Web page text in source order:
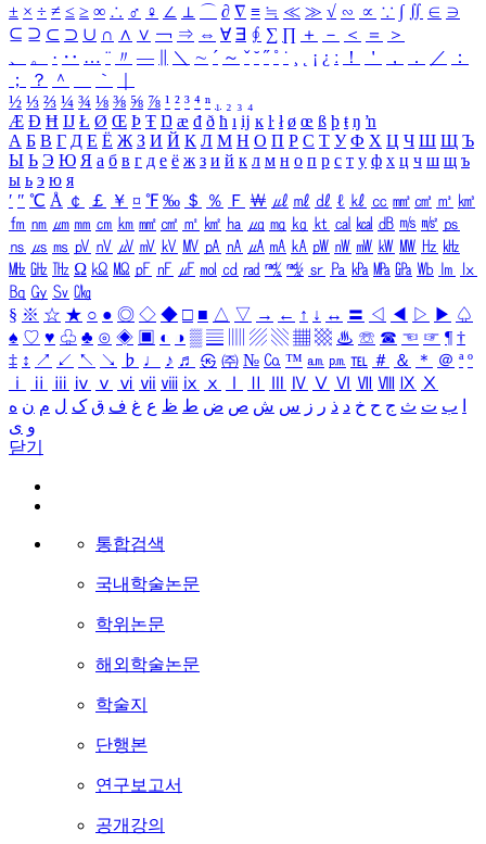
± × ÷ ≠ ≤ ≥ ∞ ∴ ♂ ♀ ∠ ⊥ ⌒ ∂ ∇ ≡ ≒ ≪ ≫ √ ∽ ∝ ∵ ∫ ∬ ∈ ∋
⊆ ⊇ ⊂ ⊃ ∪ ∩ ∧ ∨ ￢ ⇒ ⇔ ∀ ∃ ∮ ∑ ∏ ＋ － ＜ ＝
＞
、
。 · ‥ … ¨ 〃 ― ＼ ∼ ´ ～ ˇ ˘ ˝ ˚ ˙ ¸ ¡ ¿ ː ！ ＇ ， ． ／
：
；
？ ＾ ｀
½ ⅓ ⅔ ¼ ¾ ⅛ ⅜ ⅝ ⅞ ¹ ² ³ ⁴ ⁿ ₁ ₂ ₃ ₄
Æ Ð Ħ Ĳ Ł Ø Œ Þ Ŧ Ŋ æ đ ð ħ ı ĳ ĸ ŀ ł ø œ ß þ ŧ ŋ ŉ
А Б В Г Д Е Ё Ж З И Й К Л М Н О П Р С Т У Ф Х Ц Ч Ш Щ Ъ
Ы Ь Э Ю Я а б в г д е ё ж з и й к л м н о п р с т у ф х ц ч ш щ ъ
ы ь э ю я
′ ″ ℃ Å ￠ ￡ ￥ ¤ ℉ ‰ ＄ ％ Ｆ ￦ ㎕ ㎖ ㎗ ℓ ㎘ ㏄ ㎣ ㎤ ㎥ ㎦
㎙ ㎚ ㎛ ㎜ ㎝ ㎞ ㎟ ㎠ ㎡ ㎢ ㏊ ㎍ ㎎ ㎏ ㏏ ㎈ ㎉ ㏈ ㎧ ㎨ ㎰
㎱ ㎲ ㎳ ㎴ ㎵ ㎶ ㎷ ㎸ ㎹ ㎀ ㎁ ㎂ ㎃ ㎄ ㎺ ㎻ ㎽ ㎾ ㎿ ㎐ ㎑
㎒ ㎓ ㎔ Ω ㏀ ㏁ ㎊ ㎋ ㎌ ㏖ ㏅ ㎭ ㎮ ㎯ ㏛ ㎩ ㎪ ㎫ ㎬ ㏝ ㏐
㏓
㏃ ㏉ ㏜ ㏆
§ ※ ☆ ★ ○ ● ◎ ◇ ◆ □ ■ △ ▽ → ← ↑ ↓ ↔ 〓 ◁ ◀ ▷ ▶ ♤
♠ ♡ ♥ ♧ ♣ ⊙ ◈ ▣ ◐ ◑ ▒ ▤ ▨ ▧ ▦ ▩ ♨ ☏ ☎ ☜ ☞ ¶ †
‡ ↕ ↗ ↙ ↖ ↘ ♭ ♩ ♪ ♬ ㉿ ㈜ № ㏇ ™ ㏂ ㏘ ℡ ＃ ＆ ＊ ＠ ª º
ⅰ
ⅱ ⅲ ⅳ ⅴ ⅵ ⅶ ⅷ ⅸ ⅹ Ⅳ Ⅴ Ⅵ Ⅶ Ⅷ Ⅸ Ⅹ
ب ت ث ج ح خ د ذ ر ز س ش ص ض ط ظ ع غ ف ق ک ل م ن ه
و ی
닫기
통합검색
국내학술논문
학위논문
해외학술논문
학술지
단행본
연구보고서
공개강의